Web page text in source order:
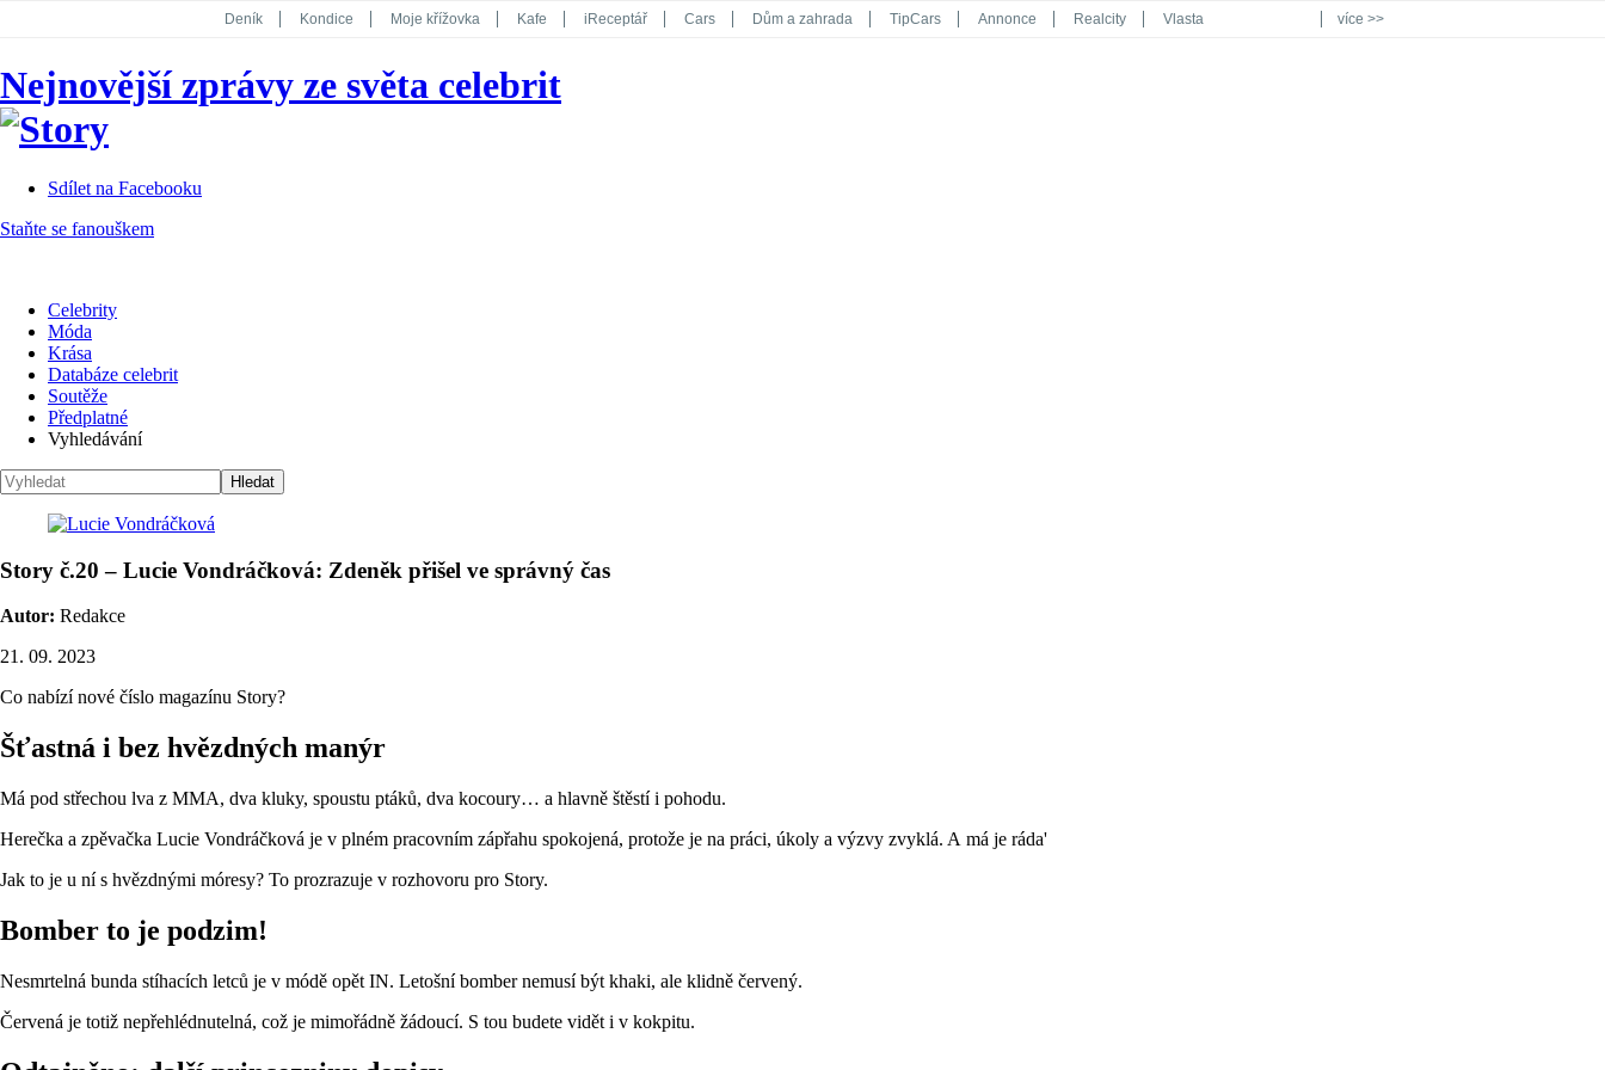
Deník Kondice Moje křížovka Kafe iReceptář Cars Dům a zahrada TipCars Annonce Realcity Vlasta
Koktejl
více >>
Nejnovější zprávy ze světa celebrit
Sdílet na Facebooku
Staňte se fanouškem
Celebrity
Móda
Krása
Databáze celebrit
Soutěže
Předplatné
Vyhledávání
Story č.20 – Lucie Vondráčková: Zdeněk přišel ve správný čas
Autor: Redakce
21. 09. 2023
Co nabízí nové číslo magazínu Story?
Šťastná i bez hvězdných manýr
Má pod střechou lva z MMA, dva kluky, spoustu ptáků, dva kocoury… a hlavně štěstí i pohodu.
Herečka a zpěvačka Lucie Vondráčková je v plném pracovním zápřahu spokojená, protože je na práci, úkoly a výzvy zvyklá. A má je ráda'
Jak to je u ní s hvězdnými móresy? To prozrazuje v rozhovoru pro Story.
Bomber to je podzim!
Nesmrtelná bunda stíhacích letců je v módě opět IN. Letošní bomber nemusí být khaki, ale klidně červený.
Červená je totiž nepřehlédnutelná, což je mimořádně žádoucí. S tou budete vidět i v kokpitu.